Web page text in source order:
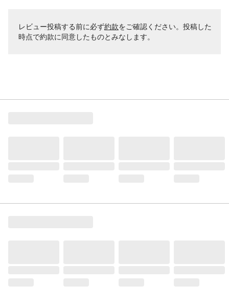
レビュー投稿する前に必ず約款をご確認ください。投稿した
時点で約款に同意したものとみなします。